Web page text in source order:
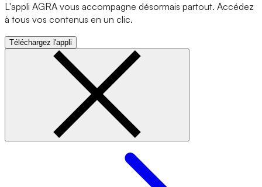
L'appli AGRA vous accompagne désormais partout. Accédez
à tous vos contenus en un clic.
Téléchargez l'appli